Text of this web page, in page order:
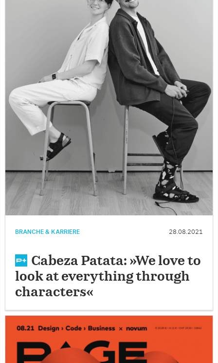
BRANCHE & KARRIERE 28.08.2021
Cabeza Patata: »We love to
look at everything through
characters«